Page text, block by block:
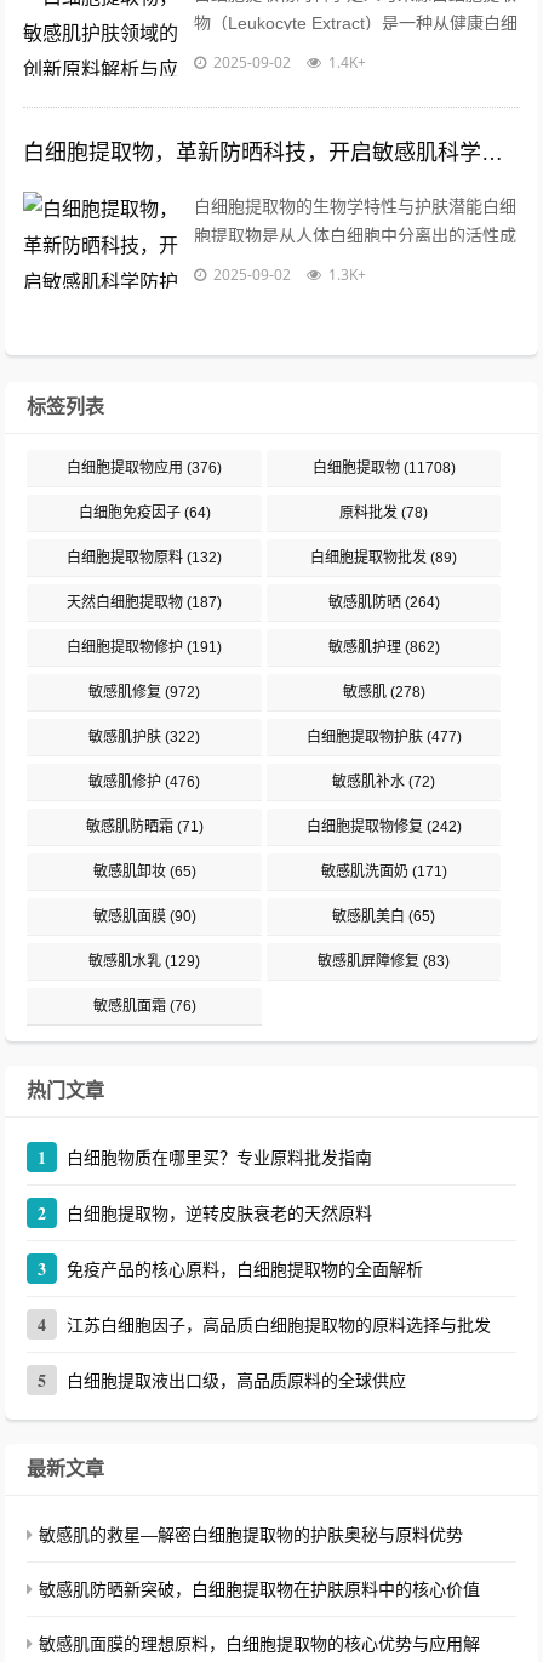
物（Leukocyte Extract）是一种从健康白细
胞中分离纯化的生物活性成分集合体，包含
2025-09-02 1.4K+
白细胞提取物，革新防晒科技，开启敏感肌科学防护新纪元
白细胞提取物的生物学特性与护肤潜能白细
胞提取物是从人体白细胞中分离出的活性成
分集合体，富含多种生物活性物质，包括抗
2025-09-02 1.3K+
标签列表
白细胞提取物应用 (376) 白细胞提取物(11708)
白细胞免疫因子(64) 原料批发 (78)
白细胞提取物原料 (132) 白细胞提取物批发 (89)
天然白细胞提取物 (187) 敏感肌防晒(264)
白细胞提取物修护 (191) 敏感肌护理(862)
敏感肌修复 (972) 敏感肌(278)
敏感肌护肤 (322) 白细胞提取物护肤(477)
敏感肌修护 (476) 敏感肌补水 (72)
敏感肌防晒霜(71) 白细胞提取物修复 (242)
敏感肌卸妆(65) 敏感肌洗面奶(171)
敏感肌面膜(90) 敏感肌美白 (65)
敏感肌水乳 (129) 敏感肌屏障修复 (83)
敏感肌面霜(76)
热门文章
1 白细胞物质在哪里买？专业原料批发指南
2 白细胞提取物，逆转皮肤衰老的天然原料
3 免疫产品的核心原料，白细胞提取物的全面解析
4 江苏白细胞因子，高品质白细胞提取物的原料选择与批发
5 白细胞提取液出口级，高品质原料的全球供应
最新文章
敏感肌的救星—解密白细胞提取物的护肤奥秘与原料优势
敏感肌防晒新突破，白细胞提取物在护肤原料中的核心价值
敏感肌面膜的理想原料，白细胞提取物的核心优势与应用解